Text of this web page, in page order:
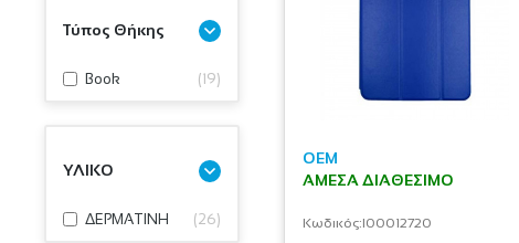
Τύπος Θήκης
Book (19)
ΥΛΙΚΟ
ΔΕΡΜΑΤΙΝΗ (26)
OEM
ΆΜΕΣΑ ΔΙΑΘΈΣΙΜΟ
Κωδικός:I00012720